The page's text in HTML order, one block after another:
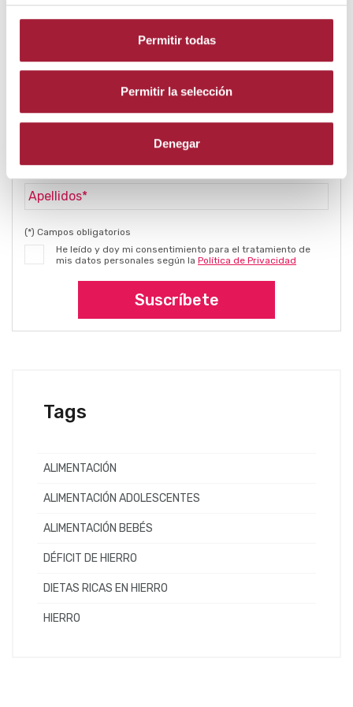
Permitir todas
Permitir la selección
Denegar
Recibirás la newsletterConsejos de
(*) Campos obligatorios
He leído y doy mi consentimiento para el tratamiento de
mis datos personales según la Política de Privacidad
Suscríbete
Tags
ALIMENTACIÓN
ALIMENTACIÓN ADOLESCENTES
ALIMENTACIÓN BEBÉS
DÉFICIT DE HIERRO
DIETAS RICAS EN HIERRO
HIERRO